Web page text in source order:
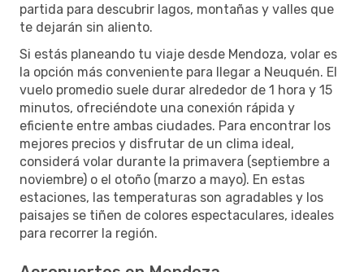
partida para descubrir lagos, montañas y valles que
te dejarán sin aliento.
Si estás planeando tu viaje desde Mendoza, volar es
la opción más conveniente para llegar a Neuquén. El
vuelo promedio suele durar alrededor de 1 hora y 15
minutos, ofreciéndote una conexión rápida y
eficiente entre ambas ciudades. Para encontrar los
mejores precios y disfrutar de un clima ideal,
considerá volar durante la primavera (septiembre a
noviembre) o el otoño (marzo a mayo). En estas
estaciones, las temperaturas son agradables y los
paisajes se tiñen de colores espectaculares, ideales
para recorrer la región.